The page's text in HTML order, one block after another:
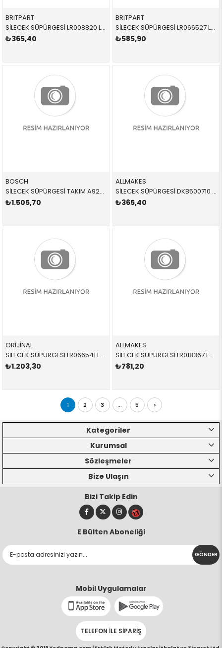
BRITPART
SİLECEK SÜPÜRGESİ LR008820 LR018459 61612241375 FREELANDER 2 TEK SOL ÖN 2006-2012
₺365,40
BRITPART
SİLECEK SÜPÜRGESİ LR066527 LR154900 LR078306 EVOQUE ÖN-SAĞ 2012-
₺585,90
BOSCH
SİLECEK SÜPÜRGESİ TAKIM A929S 3397118929 LR008818 61612241375 FREELANDER 2 ÖN 2006-2014
₺1.505,70
ALLMAKES
SİLECEK SÜPÜRGESİ DKB500710 DKB500710 DKB500710 SPORT,DİSCOVERY 3 ARKA 2008-2016
₺365,40
ORİJİNAL
SİLECEK SÜPÜRGESİ LR066541 LR154900 LR078304 EVOQUE ADET ÖN-SOL 2012-
₺1.203,30
ALLMAKES
SİLECEK SÜPÜRGESİ LR018367 LR018367 LR018367 SPORT,DİSCOVERY 3 TAKIM ÖN 2005-2010
₺781,20
1 2 3 ... 5 >
Kategoriler
Kurumsal
Sözleşmeler
Bize Ulaşın
Bizi Takip Edin
E Bülten Aboneliği
GÖNDER
Mobil Uygulamalar
TELEFON İLE SİPARİŞ